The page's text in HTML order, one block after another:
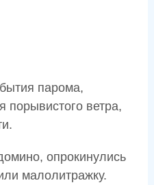
парома,
порывистого ветра,
опрокинулись
малолитражку.